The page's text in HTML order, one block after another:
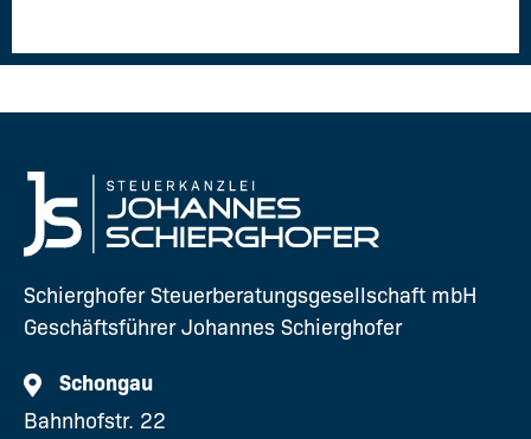
Schierghofer Steuerberatungsgesellschaft mbH
Geschäftsführer Johannes Schierghofer
Schongau
Bahnhofstr. 22